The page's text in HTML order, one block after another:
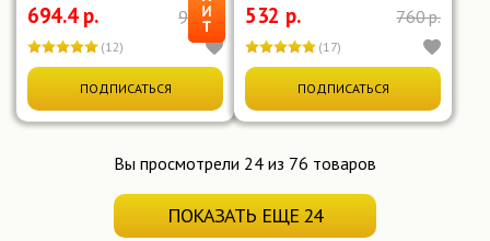
694.4 р. 992 р.
(12)
ПОДПИСАТЬСЯ
532 р. 760 р.
(17)
ПОДПИСАТЬСЯ
Вы просмотрели 24 из 76 товаров
ПОКАЗАТЬ ЕЩЕ 24